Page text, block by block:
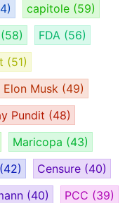
capitole (59)
(58) FDA (56)
(51)
Elon Musk (49)
Pundit (48)
Maricopa (43)
(42) Censure (40)
(40) PCC (39)